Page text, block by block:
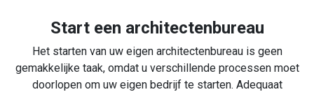
Start een architectenbureau
Het starten van uw eigen architectenbureau is geen
gemakkelijke taak, omdat u verschillende processen moet
doorlopen om uw eigen bedrijf te starten. Adequaat